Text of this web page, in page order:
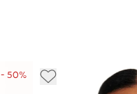
- 50%